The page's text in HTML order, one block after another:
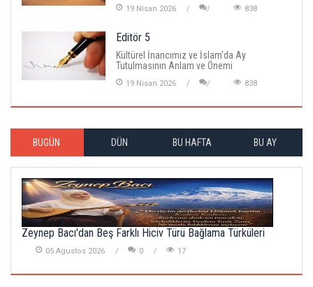
19 Nisan 2026 838
Editör 5
Kültürel İnancımız ve İslam'da Ay
Tutulmasının Anlam ve Önemi
19 Nisan 2026 838
BUGÜN DÜN BU HAFTA BU AY
Zeynep Bacı'dan Beş Farklı Hiciv Türü Bağlama Türküleri
05 Agustos 2026 0 17